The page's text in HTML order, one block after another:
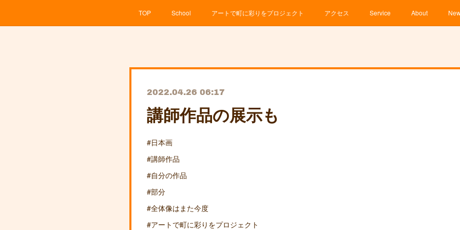
TOP School アートで町に彩りをプロジェクト アクセス Service About
2022.04.26 06:17
講師作品の展示も
#日本画
#講師作品
#自分の作品
#部分
#全体像はまた今度
#アートで町に彩りをプロジェクト